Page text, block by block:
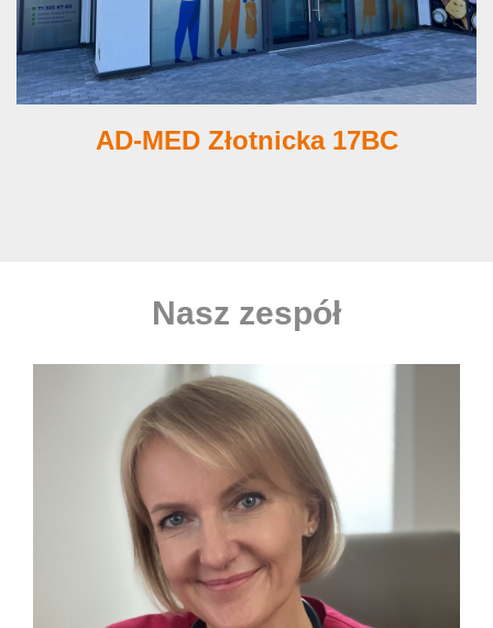
AD-MED Złotnicka 17BC
Nasz zespół